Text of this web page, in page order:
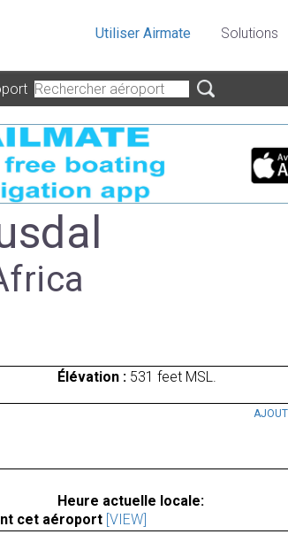
Utiliser Airmate Solutions
Élévation :531 feet MSL.
Heure actuelle locale:
cet aéroport [VIEW]